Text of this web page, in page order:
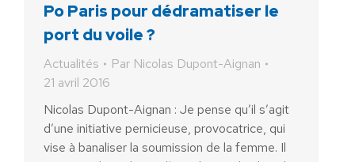
Po Paris pour dédramatiser le
port du voile ?
Actualités Par Nicolas Dupont-Aignan
21 avril 2016
Nicolas Dupont-Aignan : Je pense qu’il s’agit
d’une initiative pernicieuse, provocatrice, qui
vise à banaliser la soumission de la femme. Il